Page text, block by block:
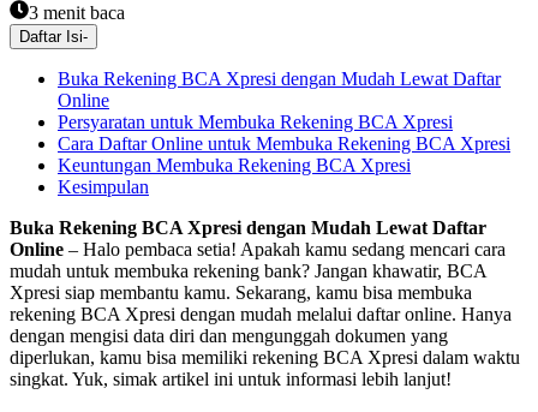
3 menit baca
Daftar Isi-
Buka Rekening BCA Xpresi dengan Mudah Lewat Daftar
Online
Persyaratan untuk Membuka Rekening BCA Xpresi
Cara Daftar Online untuk Membuka Rekening BCA Xpresi
Keuntungan Membuka Rekening BCA Xpresi
Kesimpulan
Buka Rekening BCA Xpresi dengan Mudah Lewat Daftar
Online – Halo pembaca setia! Apakah kamu sedang mencari cara
mudah untuk membuka rekening bank? Jangan khawatir, BCA
Xpresi siap membantu kamu. Sekarang, kamu bisa membuka
rekening BCA Xpresi dengan mudah melalui daftar online. Hanya
dengan mengisi data diri dan mengunggah dokumen yang
diperlukan, kamu bisa memiliki rekening BCA Xpresi dalam waktu
singkat. Yuk, simak artikel ini untuk informasi lebih lanjut!